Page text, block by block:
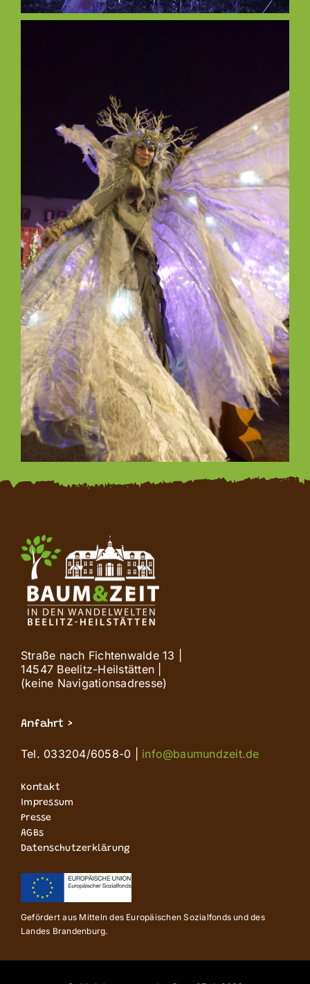
Straße nach Fichtenwalde 13 |
14547 Beelitz-Heilstätten |
(keine Navigationsadresse)
Anfahrt >
Tel. 033204/6058-0 | info@baumundzeit.de
Kontakt
Impressum
Presse
AGBs
Datenschutzerklärung
Gefördert aus Mitteln des Europäischen Sozialfonds und des
Landes Brandenburg.